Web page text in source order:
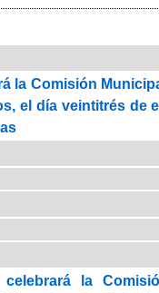
la Comisión
el día veintitrés de
la